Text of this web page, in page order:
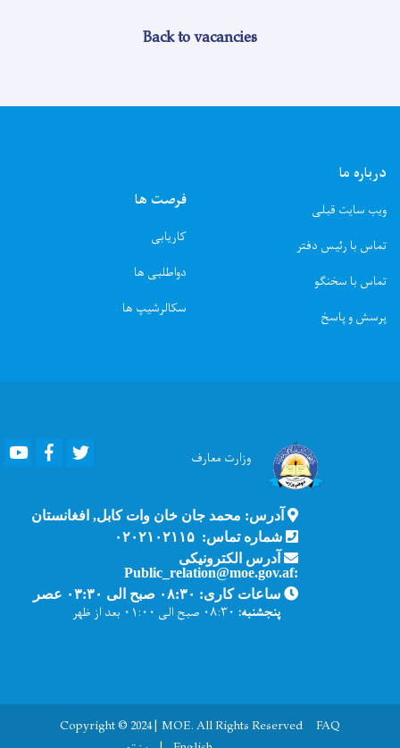
Back to vacancies
درباره ما
ویب سایت قبلی
تماس با رئیس دفتر
تماس با سخنگو
پرسش و پاسخ
فرصت ها
کاریابی
دواطلبی ها
سکالرشیپ ها
وزارت معارف Youtube Facebook
آدرس: محمد جان خان وات کابل, افغانستان
شماره تماس: ۰۲۰۲۱۰۲۱۱۵
آدرس الکترونیکی
:Public_relation@moe.gov.af
ساعات کاری: ۰۸:۳۰ صبح الی ۰۳:۳۰ عصر
پنجشنبه:
Copyright © 2024 | MOE. All Rights Reserved FAQ